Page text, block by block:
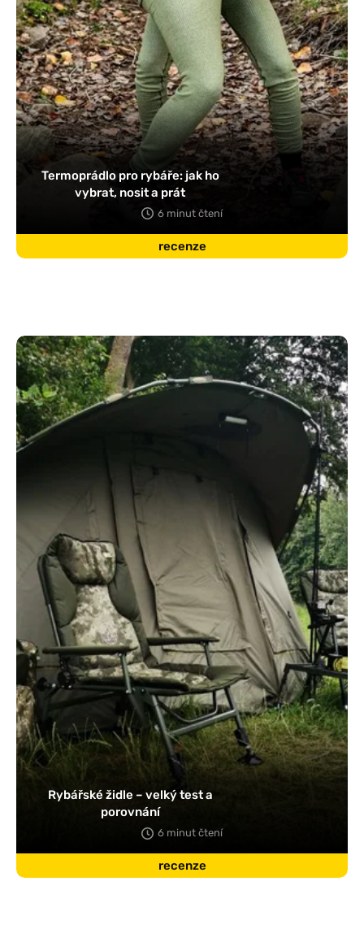
recenze
Termoprádlo pro rybáře: jak ho
vybrat, nosit a prát
6 minut čtení
recenze
Rybářské židle – velký test a
porovnání
6 minut čtení